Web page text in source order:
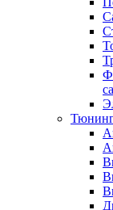
Тюнинг